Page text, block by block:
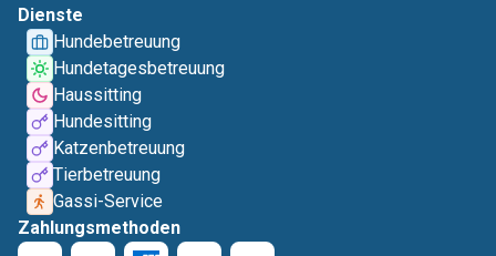
Dienste
Hundebetreuung
Hundetagesbetreuung
Haussitting
Hundesitting
Katzenbetreuung
Tierbetreuung
Gassi-Service
Zahlungsmethoden